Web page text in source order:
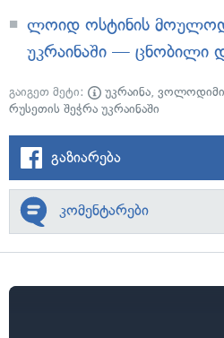
ლოიდ ოსტინის
უკრაინაში — ცნობილი
გაიგეთ მეტი: უკრაინა,
რუსეთის შეჭრა უკრაინაში
გაზიარება
კომენტარები